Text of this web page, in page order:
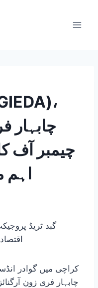
چابہار
چیمبر آف
گبد ٹریڈ
کراچی میں گوادر